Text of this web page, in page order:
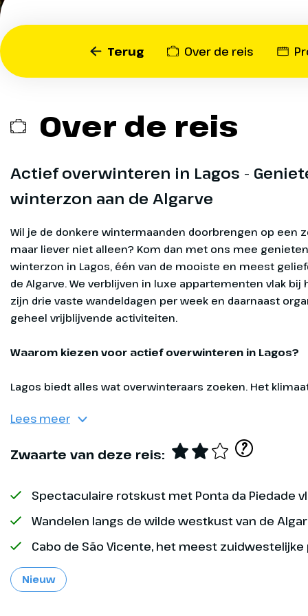
Terug Over de reis
Over de reis
Actief overwinteren in Lagos -
winterzon aan de Algarve
Wil je de donkere wintermaanden doorbrengen op een zonnige plek, maar liever niet alleen? Kom dan met ons mee genieten van de winterzon in Lagos, één van de mooiste en meest geliefde plaatsen van de Algarve. We verblijven
Waarom kiezen voor actief overwinteren in Lagos?
Lagos biedt alles wat overwinteraars zoeken. Het
Lees meer
Zwaarte van deze reis: ?
Spectaculaire rotskust met Ponta da Piedade
Wandelen langs de wilde westkust van de
Cabo de São Vicente, het meest zuidwestelijke
Nieuw
rotsbogen, grotten en
van de mooiste
middeleeuwse
steeds.
markante roodstenen
charmante kuuroord
heuvels van de Serra de
São Vicente, het meest
van Europa, is een plek die
vergeet.
Drie keer per week
wandelroutes langs de
binnenland, naar plekken
verblijf je in comfortabele
het volledige programma.
Op Schiphol
reisleider of
inchecken
Exclusief
Goed
op pad